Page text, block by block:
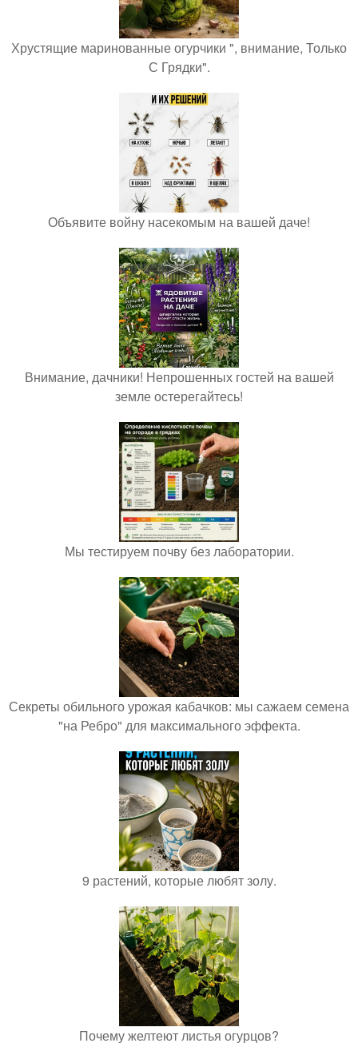
Хрустящие маринованные огурчики ", внимание, Только
С Грядки".
Объявите войну насекомым на вашей даче!
Внимание, дачники! Непрошенных гостей на вашей
земле остерегайтесь!
Мы тестируем почву без лаборатории.
Секреты обильного урожая кабачков: мы сажаем семена
"на Ребро" для максимального эффекта.
9 растений, которые любят золу.
Почему желтеют листья огурцов?